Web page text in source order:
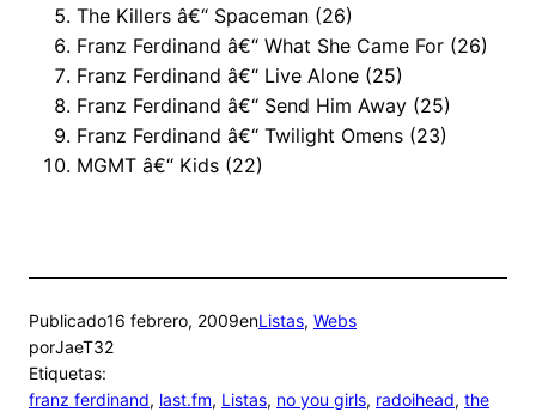
The Killers â€“ Spaceman (26)
Franz Ferdinand â€“ What She Came For (26)
Franz Ferdinand â€“ Live Alone (25)
Franz Ferdinand â€“ Send Him Away (25)
Franz Ferdinand â€“ Twilight Omens (23)
MGMT â€“ Kids (22)
Publicado16 febrero, 2009enListas, Webs
porJaeT32
Etiquetas:
franz ferdinand, last.fm, Listas, no you girls, radoihead, the